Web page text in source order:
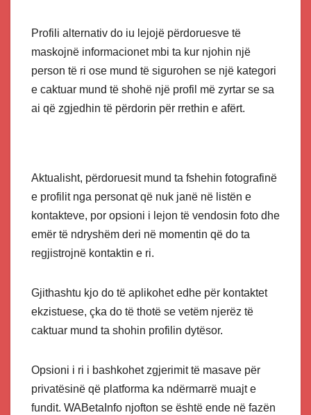
Profili alternativ do iu lejojë përdoruesve të
maskojnë informacionet mbi ta kur njohin një
person të ri ose mund të sigurohen se një kategori
e caktuar mund të shohë një profil më zyrtar se sa
ai që zgjedhin të përdorin për rrethin e afërt.
Aktualisht, përdoruesit mund ta fshehin fotografinë
e profilit nga personat që nuk janë në listën e
kontakteve, por opsioni i lejon të vendosin foto dhe
emër të ndryshëm deri në momentin që do ta
regjistrojnë kontaktin e ri.
Gjithashtu kjo do të aplikohet edhe për kontaktet
ekzistuese, çka do të thotë se vetëm njerëz të
caktuar mund ta shohin profilin dytësor.
Opsioni i ri i bashkohet zgjerimit të masave për
privatësinë që platforma ka ndërmarrë muajt e
fundit. WABetaInfo njofton se është ende në fazën